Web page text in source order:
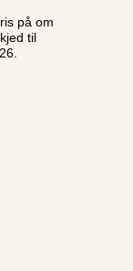
på om
til